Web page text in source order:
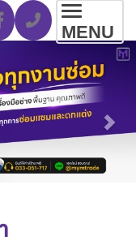
MENU